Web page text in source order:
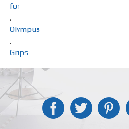
for
,
Olympus
,
Grips